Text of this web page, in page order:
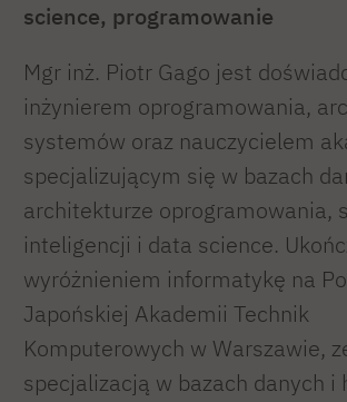
science, programowanie
Mgr inż. Piotr Gago jest
inżynierem oprogramowania,
systemów oraz nauczycielem
specjalizującym się w bazach
architekturze oprogramowania,
inteligencji i data science.
wyróżnieniem informatykę na
Japońskiej Akademii Technik
Komputerowych w Warszawie,
specjalizacją w bazach danych i